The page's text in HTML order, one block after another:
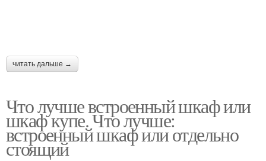
читать дальше →
Что лучше встроенный шкаф или
шкаф купе. Что лучше:
встроенный шкаф или отдельно
стоящий